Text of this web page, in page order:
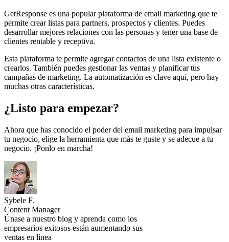
GetResponse es una popular plataforma de email marketing que te
permite crear listas para partners, prospectos y clientes. Puedes
desarrollar mejores relaciones con las personas y tener una base de
clientes rentable y receptiva.
Esta plataforma te permite agregar contactos de una lista existente o
crearlos. También puedes gestionar las ventas y planificar tus
campañas de marketing. La automatización es clave aquí, pero hay
muchas otras características.
¿Listo para empezar?
Ahora que has conocido el poder del email marketing para impulsar
tu negocio, elige la herramienta que más te guste y se adecue a tu
negocio. ¡Ponlo en marcha!
Sybele F.
Content Manager
Únase a nuestro blog y aprenda como los
empresarios exitosos están aumentando sus
ventas en línea